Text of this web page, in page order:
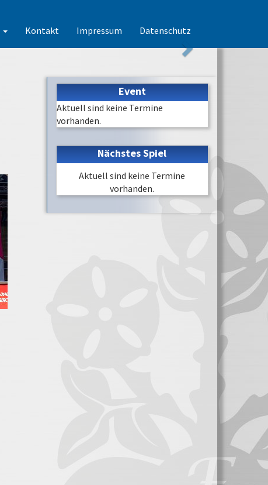
Kontakt Impressum Datenschutz
Event
Aktuell sind keine Termine
vorhanden.
Nächstes Spiel
Aktuell sind keine Termine
vorhanden.